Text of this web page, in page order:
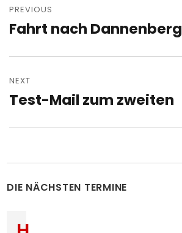
navigation
PREVIOUS
Previous
Fahrt nach Dannenberg
NEXT
Next
Test-Mail zum zweiten
DIE NÄCHSTEN TERMINE